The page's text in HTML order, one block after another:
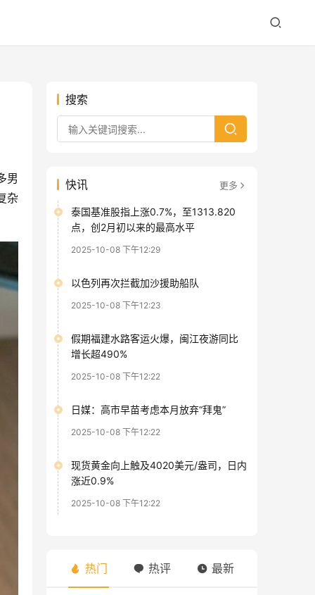
男
杂
搜索
快讯 更多
泰国基准股指上涨0.7%，至1313.820
点，创2月初以来的最高水平
2025-10-08 下午12:29
以色列再次拦截加沙援助船队
2025-10-08 下午12:23
假期福建水路客运火爆，闽江夜游同比
增长超490%
2025-10-08 下午12:22
日媒：高市早苗考虑本月放弃“拜鬼”
2025-10-08 下午12:22
现货黄金向上触及4020美元/盎司，日内
涨近0.9%
2025-10-08 下午12:22
热门 热评 最新